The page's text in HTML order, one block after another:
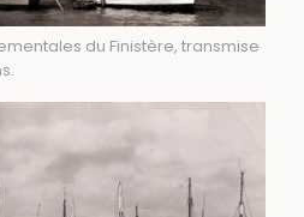
du Finistère, transmise